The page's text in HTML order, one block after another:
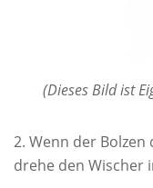
(Dieses Bild ist
Wenn der Bolzen
drehe den Wischer